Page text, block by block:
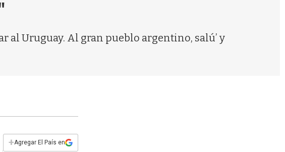
al Uruguay. Al gran pueblo argentino, salú’ y
+Agregar El País en